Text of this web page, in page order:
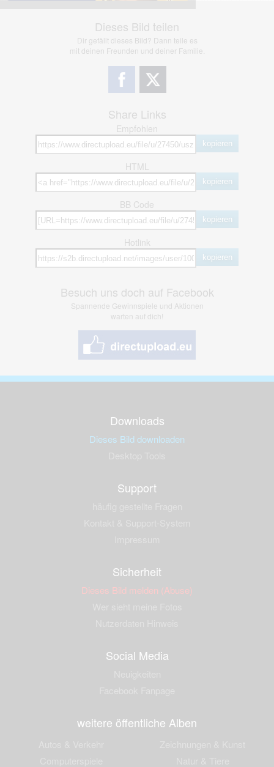
Dieses Bild teilen
Dir gefällt dieses Bild? Dann teile es
mit deinen Freunden und deiner Familie.
Share Links
Empfohlen
kopieren
HTML
kopieren
BB Code
kopieren
Hotlink
kopieren
Besuch uns doch auf Facebook
Spannende Gewinnspiele und Aktionen
warten auf dich!
Downloads
Dieses Bild downloaden
Support
Sicherheit
Dieses Bild melden (Abuse)
Social Media
weitere öffentliche Alben